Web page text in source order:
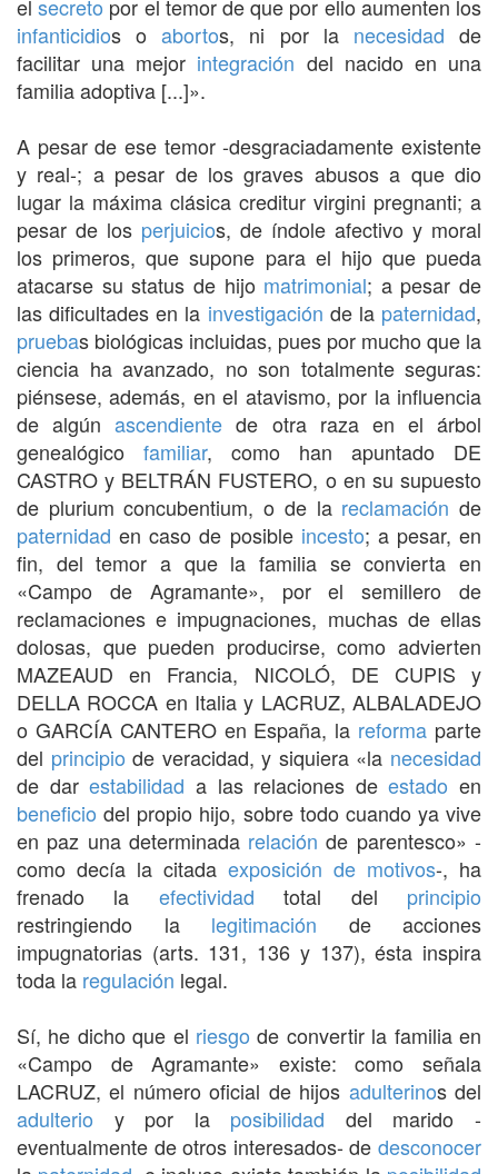
elsecreto por el temor de que por ello aumenten los
infanticidios oabortos, ni por la necesidad de
facilitar una mejor integración del nacido en una
familia adoptiva [...]».
A pesar de ese temor -desgraciadamente existente
y real-; a pesar de los graves abusos a que dio
lugar la máxima clásica creditur virgini pregnanti; a
pesar de los perjuicios, de índole afectivo y moral
los primeros, que supone para el hijo que pueda
atacarse su status de hijo matrimonial; a pesar de
las dificultades en la investigación de la paternidad,
pruebas biológicas incluidas, pues por mucho que la
ciencia ha avanzado, no son totalmente seguras:
piénsese, además, en el atavismo, por la influencia
de algúnascendiente de otra raza en el árbol
genealógico familiar, como han apuntado DE
CASTRO y BELTRÁN FUSTERO, o en su supuesto
de plurium concubentium, o de la reclamación de
paternidad en caso de posible incesto; a pesar, en
fin, del temor a que la familia se convierta en
«Campo de Agramante», por el semillero de
reclamaciones e impugnaciones, muchas de ellas
dolosas, que pueden producirse, como advierten
MAZEAUD en Francia, NICOLÓ, DE CUPIS y
DELLA ROCCA en Italia y LACRUZ, ALBALADEJO
o GARCÍA CANTERO en España, la reforma parte
del principio de veracidad, y siquiera «la necesidad
de darestabilidad a las relaciones deestado en
beneficio del propio hijo, sobre todo cuando ya vive
en paz una determinada relación de parentesco» -
como decía la citada exposición de motivos-, ha
frenado la efectividad total del principio
restringiendo la legitimación de acciones
impugnatorias (arts. 131, 136 y 137), ésta inspira
toda la regulación legal.
Sí, he dicho que el riesgo de convertir la familia en
«Campo de Agramante» existe: como señala
LACRUZ, el número oficial de hijos adulterinos del
adulterio y por la posibilidad del marido -
eventualmente de otros interesados- de desconocer